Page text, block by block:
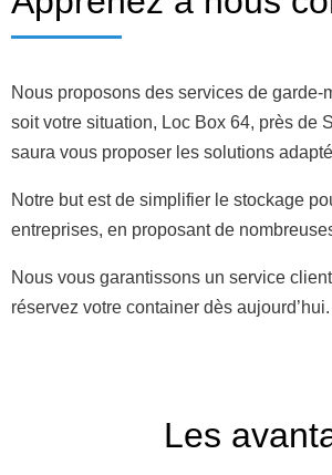
Nous proposons des services de
soit votre situation, Loc Box 64, près de
saura vous proposer les solutions
Notre but est de simplifier le stockage
entreprises, en proposant de
Nous vous garantissons un service
réservez votre container dès aujourd’hui.
Les